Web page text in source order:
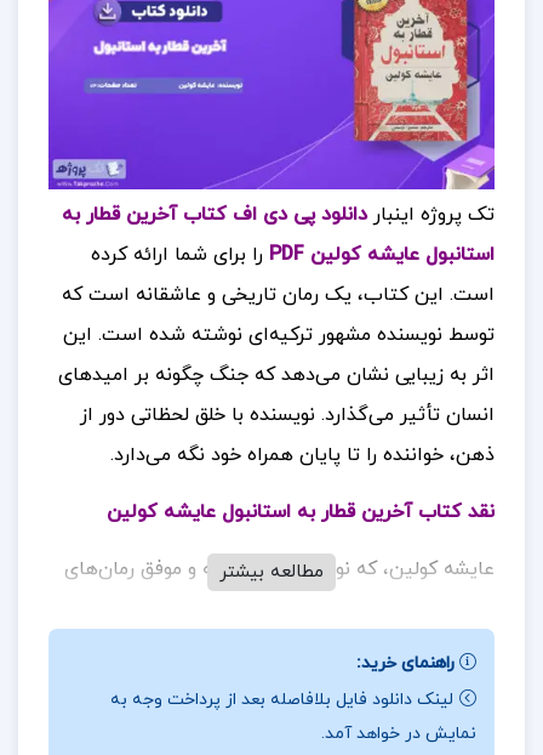
تک پروژه اینبار دانلود پی دی اف کتاب آخرین قطار به
استانبول عایشه کولین PDF
را برای شما ارائه کرده
است. این کتاب، یک رمان تاریخی و عاشقانه است که
توسط نویسنده مشهور ترکیه‌ای نوشته شده است. این
اثر به زیبایی نشان می‌دهد که جنگ چگونه بر امیدهای
انسان تأثیر می‌گذارد. نویسنده با خلق لحظاتی دور از
ذهن، خواننده را تا پایان همراه خود نگه می‌دارد.
نقد کتابآخرین قطار به استانبول عایشه کولین
عایشه کولین، که نویسنده‌ی برجسته و موفق رمان‌های
ویژه‌ی خود، داستانی تاثیرگذار خلق کند. رمان‌های او از
پرفروش‌ترین و پرطرفدارترین کتاب‌ها در ترکیه و جهان
هستند، که نشان‌دهنده‌ی استعداد بی‌نظیر او در
مطالعه بیشتر
راهنمای خرید:
لینک دانلود فایل بلافاصله بعد از پرداخت وجه به
نمایش در خواهد آمد.